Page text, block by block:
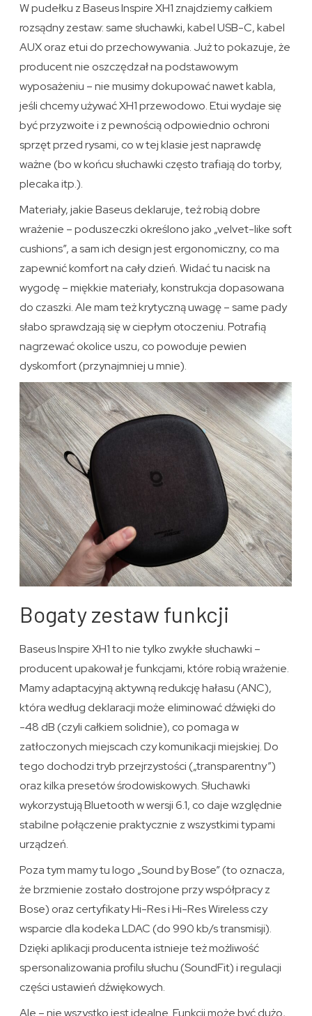
W pudełku z Baseus Inspire XH1 znajdziemy całkiem
rozsądny zestaw: same słuchawki, kabel USB-C, kabel
AUX oraz etui do przechowywania. Już to pokazuje, że
producent nie oszczędzał na podstawowym
wyposażeniu – nie musimy dokupować nawet kabla,
jeśli chcemy używać XH1 przewodowo. Etui wydaje się
być przyzwoite i z pewnością odpowiednio ochroni
sprzęt przed rysami, co w tej klasie jest naprawdę
ważne (bo w końcu słuchawki często trafiają do torby,
plecaka itp.).
Materiały, jakie Baseus deklaruje, też robią dobre
wrażenie – poduszeczki określono jako „velvet-like soft
cushions”, a sam ich design jest ergonomiczny, co ma
zapewnić komfort na cały dzień. Widać tu nacisk na
wygodę – miękkie materiały, konstrukcja dopasowana
do czaszki. Ale mam też krytyczną uwagę – same pady
słabo sprawdzają się w ciepłym otoczeniu. Potrafią
nagrzewać okolice uszu, co powoduje pewien
dyskomfort (przynajmniej u mnie).
Bogaty zestaw funkcji
Baseus Inspire XH1 to nie tylko zwykłe słuchawki –
producent upakował je funkcjami, które robią wrażenie.
Mamy adaptacyjną aktywną redukcję hałasu (ANC),
która według deklaracji może eliminować dźwięki do
-48 dB (czyli całkiem solidnie), co pomaga w
zatłoczonych miejscach czy komunikacji miejskiej. Do
tego dochodzi tryb przejrzystości („transparentny”)
oraz kilka presetów środowiskowych. Słuchawki
wykorzystują Bluetooth w wersji 6.1, co daje względnie
stabilne połączenie praktycznie z wszystkimi typami
urządzeń.
Poza tym mamy tu logo „Sound by Bose” (to oznacza,
że brzmienie zostało dostrojone przy współpracy z
Bose) oraz certyfikaty Hi-Res i Hi-Res Wireless czy
wsparcie dla kodeka LDAC (do 990 kb/s transmisji).
Dzięki aplikacji producenta istnieje też możliwość
spersonalizowania profilu słuchu (SoundFit) i regulacji
części ustawień dźwiękowych.
Ale – nie wszystko jest idealne. Funkcji może być dużo,